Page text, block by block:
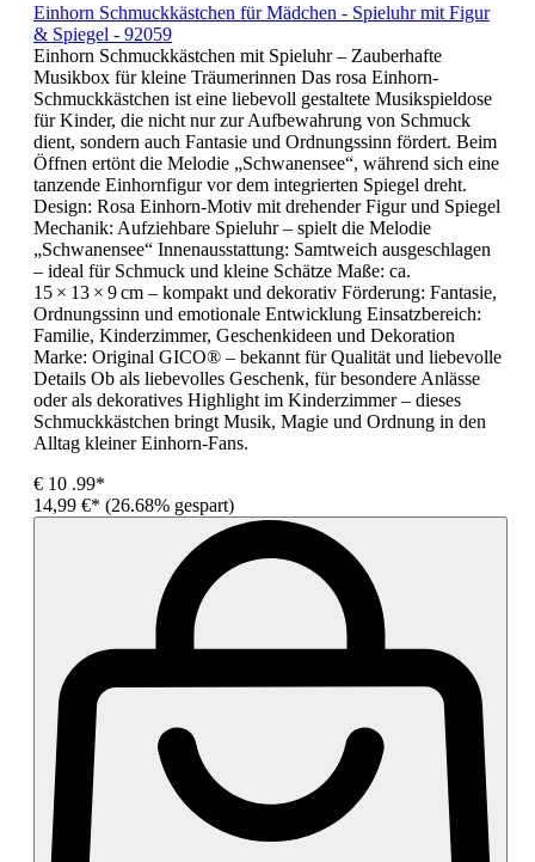
Einhorn Schmuckkästchen für Mädchen - Spieluhr mit Figur
& Spiegel - 92059
Einhorn Schmuckkästchen mit Spieluhr – Zauberhafte
Musikbox für kleine Träumerinnen Das rosa Einhorn-
Schmuckkästchen ist eine liebevoll gestaltete Musikspieldose
für Kinder, die nicht nur zur Aufbewahrung von Schmuck
dient, sondern auch Fantasie und Ordnungssinn fördert. Beim
Öffnen ertönt die Melodie „Schwanensee“, während sich eine
tanzende Einhornfigur vor dem integrierten Spiegel dreht.
Design: Rosa Einhorn-Motiv mit drehender Figur und Spiegel
Mechanik: Aufziehbare Spieluhr – spielt die Melodie
„Schwanensee“ Innenausstattung: Samtweich ausgeschlagen
– ideal für Schmuck und kleine Schätze Maße: ca.
15 × 13 × 9 cm – kompakt und dekorativ Förderung: Fantasie,
Ordnungssinn und emotionale Entwicklung Einsatzbereich:
Familie, Kinderzimmer, Geschenkideen und Dekoration
Marke: Original GICO® – bekannt für Qualität und liebevolle
Details Ob als liebevolles Geschenk, für besondere Anlässe
oder als dekoratives Highlight im Kinderzimmer – dieses
Schmuckkästchen bringt Musik, Magie und Ordnung in den
Alltag kleiner Einhorn-Fans.
€ 10 .99*
14,99 €* (26.68% gespart)